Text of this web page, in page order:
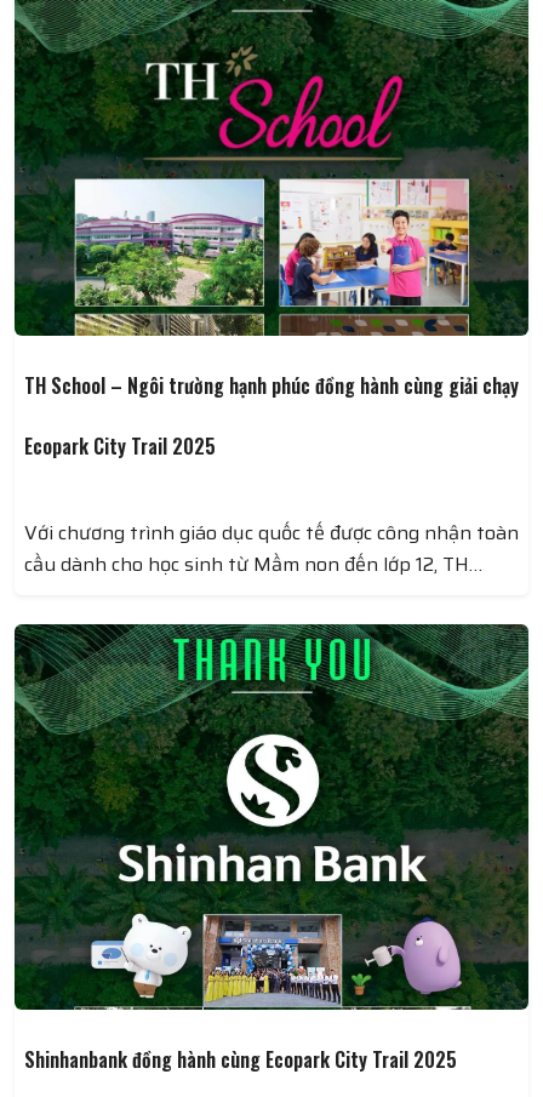
TH School – Ngôi trường hạnh phúc đồng hành cùng giải chạy
Ecopark City Trail 2025
Với chương trình giáo dục quốc tế được công nhận toàn
cầu dành cho học sinh từ Mầm non đến lớp 12, TH
thành những nhà lãnh đạo tương lai. Học sinh đươck
tạo điều kiện để phát triển toàn diện Đức – Trí – Thể -
Mỹ. Môi trường học tập tại đây khuyến khích sự sáng
tạo, tư duy độc lập và tinh thần trách nhiệm xã hội.
Học sinh được tham gia vào các hoạt động ngoại khóa
phong phú, từ câu lạc bộ nhạc cụ đến các hoạt động
thể thao như bóng đá, bóng rổ, giúp các em khám phá
và phát triển đam mê của mình.
Shinhanbank đồng hành cùng Ecopark City Trail 2025